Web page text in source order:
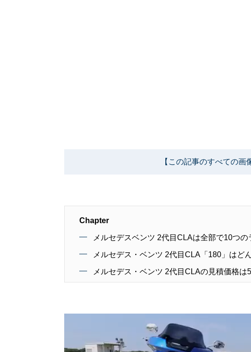
【この記事のすべての画
Chapter
メルセデスベンツ 2代目CLAは全部で10つの
メルセデス・ベンツ 2代目CLA「180」はど
メルセデス・ベンツ 2代目CLAの見積価格は